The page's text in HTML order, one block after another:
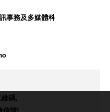
事務及多媒體科
碼,
信號!